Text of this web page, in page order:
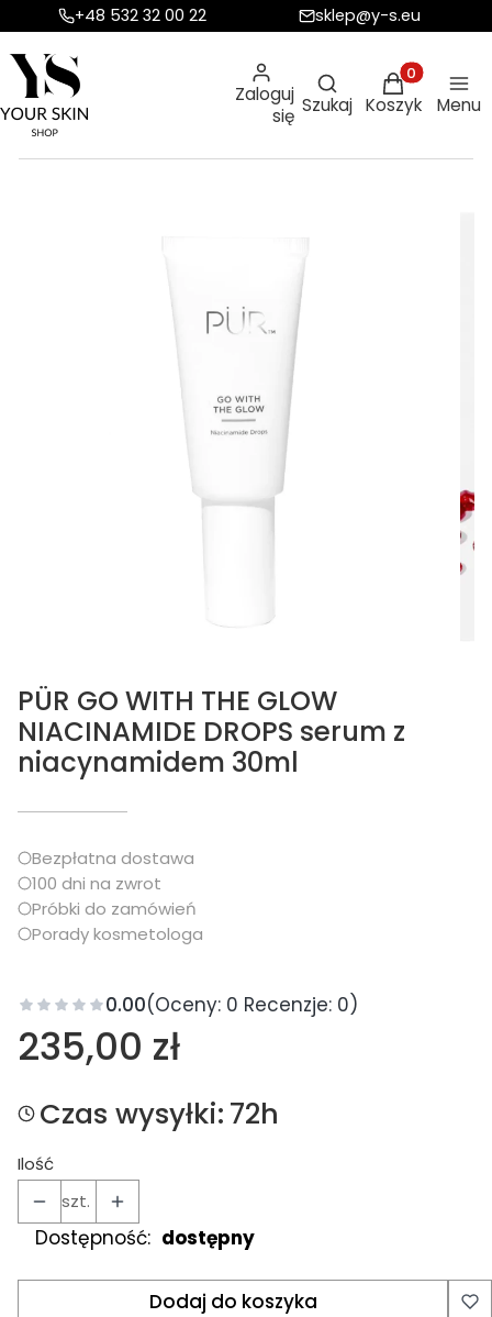
+48 532 32 00 22 sklep@y-s.eu
Zaloguj
się
Otwórz
Szukaj
Produkty w
Koszyk Menu
PÜR GO WITH THE GLOW
NIACINAMIDE DROPS serum z
niacynamidem 30ml
Bezpłatna dostawa
100 dni na zwrot
Próbki do zamówień
Porady kosmetologa
0.00(Oceny: 0 Recenzje: 0)
Cena
235,00 zł
Czas wysyłki:72h
Ilość
szt.
Dostępność: dostępny
Dodaj do koszyka